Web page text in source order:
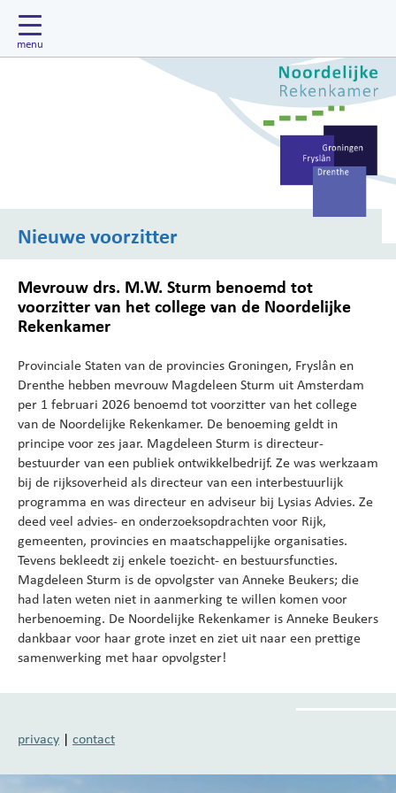
Nieuwe voorzitter
Mevrouw drs. M.W. Sturm benoemd tot
voorzitter van het college van de Noordelijke
Rekenkamer
Provinciale Staten van de provincies Groningen, Fryslân en
Drenthe hebben mevrouw Magdeleen Sturm uit Amsterdam
per 1 februari 2026 benoemd tot voorzitter van het college
van de Noordelijke Rekenkamer. De benoeming geldt in
principe voor zes jaar. Magdeleen Sturm is directeur-
bestuurder van een publiek ontwikkelbedrijf. Ze was werkzaam
bij de rijksoverheid als directeur van een interbestuurlijk
programma en was directeur en adviseur bij Lysias Advies. Ze
deed veel advies- en onderzoeksopdrachten voor Rijk,
gemeenten, provincies en maatschappelijke organisaties.
Tevens bekleedt zij enkele toezicht- en bestuursfuncties.
Magdeleen Sturm is de opvolgster van Anneke Beukers; die
had laten weten niet in aanmerking te willen komen voor
herbenoeming. De Noordelijke Rekenkamer is Anneke Beukers
dankbaar voor haar grote inzet en ziet uit naar een prettige
samenwerking met haar opvolgster!
privacy | contact